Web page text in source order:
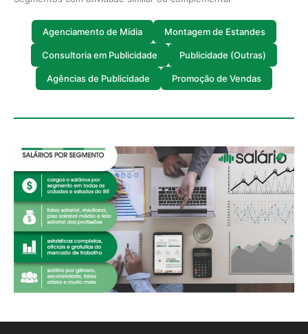
Agenciamento de Mídia Montagem de Estandes
Consultoria em Publicidade Publicidade (Outras)
Agências de Publicidade Promoção de Vendas